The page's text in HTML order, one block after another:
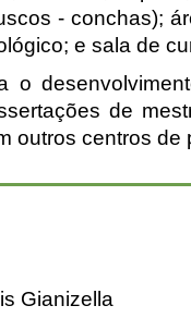
- conchas);
e sala de
de
outros centros de
Gianizella